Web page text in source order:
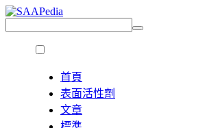
首頁
表面活性劑
文章